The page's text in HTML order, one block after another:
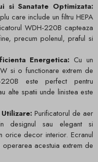
si Sanatate Optimizata:
care include un filtru HEPA
WDH-220B capteaza
precum polenul, praful si
Energetica:Cu un
si o functionare extrem de
220B este perfect pentru
alte spatii unde linistea este
Purificatorul de aer
designul sau elegant si
orice decor interior. Ecranul
acestuia extrem de